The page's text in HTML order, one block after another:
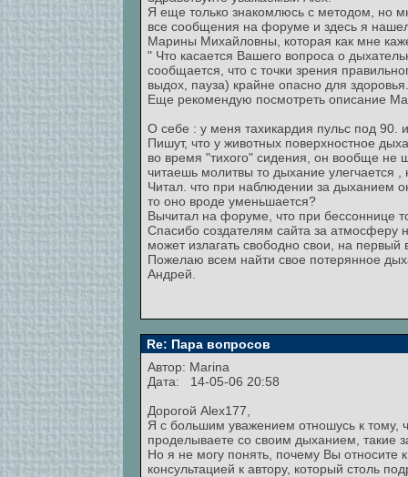
Я еще только знакомлюсь с методом, но
все сообщения на форуме и здесь я
Марины Михайловны, которая как мне
" Что касается Вашего вопроса о
сообщается, что с точки зрения
выдох, пауза) крайне опасно для
Еще рекомендую посмотреть описание
О себе : у меня тахикардия пульс под 90.
Пишут, что у животных поверхностное
во время "тихого" сидения, он вообще не
читаешь молитвы то дыхание улегчается ,
Читал. что при наблюдении за дыханием
то оно вроде уменьшается?
Вычитал на форуме, что при бессоннице
Спасибо создателям сайта за атмосферу
может излагать свободно свои, на
Пожелаю всем найти свое потерянное
Андрей.
Re: Пара вопросов
Автор: Marina
Дата: 14-05-06 20:58
Дорогой Alex177,
Я с большим уважением отношусь к тому,
проделываете со своим дыханием, такие
Но я не могу понять, почему Вы относите
консультацией к автору, который столь